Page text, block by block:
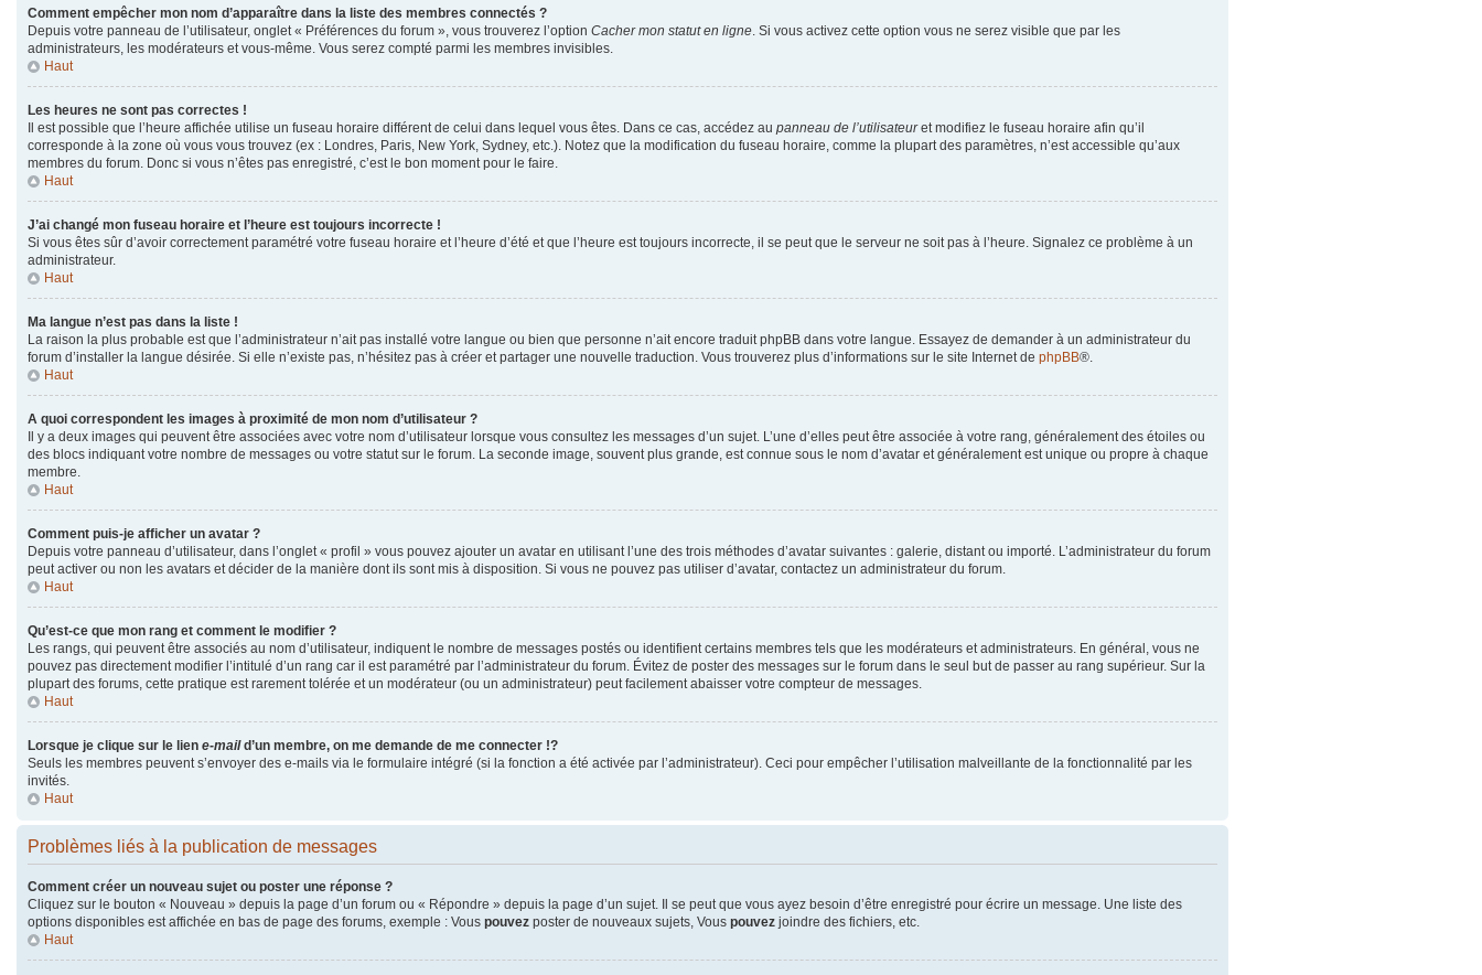
Comment empêcher mon nom d’apparaître dans la liste des membres connectés ?
Depuis votre panneau de l’utilisateur, onglet « Préférences du forum », vous trouverez l’option Cacher mon statut en ligne. Si vous activez cette option vous ne serez visible que par les
administrateurs, les modérateurs et vous-même. Vous serez compté parmi les membres invisibles.
Haut
Les heures ne sont pas correctes !
Il est possible que l’heure affichée utilise un fuseau horaire différent de celui dans lequel vous êtes. Dans ce cas, accédez au panneau de l’utilisateuret modifiez le fuseau horaire afin qu’il
corresponde à la zone où vous vous trouvez (ex : Londres, Paris, New York, Sydney, etc.). Notez que la modification du fuseau horaire, comme la plupart des paramètres, n’est accessible qu’aux
membres du forum. Donc si vous n’êtes pas enregistré, c’est le bon moment pour le faire.
Haut
J’ai changé mon fuseau horaire et l’heure est toujours incorrecte !
Si vous êtes sûr d’avoir correctement paramétré votre fuseau horaire et l’heure d’été et que l’heure est toujours incorrecte, il se peut que le serveur ne soit pas à l’heure. Signalez ce problème à un
administrateur.
Haut
Ma langue n’est pas dans la liste !
La raison la plus probable est que l’administrateur n’ait pas installé votre langue ou bien que personne n’ait encore traduit phpBB dans votre langue. Essayez de demander à un administrateur du
forum d’installer la langue désirée. Si elle n’existe pas, n’hésitez pas à créer et partager une nouvelle traduction. Vous trouverez plus d’informations sur le site Internet de phpBB®.
Haut
A quoi correspondent les images à proximité de mon nom d’utilisateur ?
Il y a deux images qui peuvent être associées avec votre nom d’utilisateur lorsque vous consultez les messages d’un sujet. L’une d’elles peut être associée à votre rang, généralement des étoiles ou
des blocs indiquant votre nombre de messages ou votre statut sur le forum. La seconde image, souvent plus grande, est connue sous le nom d’avatar et généralement est unique ou propre à chaque
membre.
Haut
Comment puis-je afficher un avatar ?
Depuis votre panneau d’utilisateur, dans l’onglet « profil » vous pouvez ajouter un avatar en utilisant l’une des trois méthodes d’avatar suivantes : galerie, distant ou importé. L’administrateur du forum
peut activer ou non les avatars et décider de la manière dont ils sont mis à disposition. Si vous ne pouvez pas utiliser d’avatar, contactez un administrateur du forum.
Haut
Qu’est-ce que mon rang et comment le modifier ?
Les rangs, qui peuvent être associés au nom d’utilisateur, indiquent le nombre de messages postés ou identifient certains membres tels que les modérateurs et administrateurs. En général, vous ne
pouvez pas directement modifier l’intitulé d’un rang car il est paramétré par l’administrateur du forum. Évitez de poster des messages sur le forum dans le seul but de passer au rang supérieur. Sur la
plupart des forums, cette pratique est rarement tolérée et un modérateur (ou un administrateur) peut facilement abaisser votre compteur de messages.
Haut
Lorsque je clique sur le lien e-maild’un membre, on me demande de me connecter !?
Seuls les membres peuvent s’envoyer des e-mails via le formulaire intégré (si la fonction a été activée par l’administrateur). Ceci pour empêcher l’utilisation malveillante de la fonctionnalité par les
invités.
Haut
Problèmes liés à la publication de messages
Comment créer un nouveau sujet ou poster une réponse ?
Cliquez sur le bouton « Nouveau » depuis la page d’un forum ou « Répondre » depuis la page d’un sujet. Il se peut que vous ayez besoin d’être enregistré pour écrire un message. Une liste des
options disponibles est affichée en bas de page des forums, exemple : Vous pouvez poster de nouveaux sujets, Vous pouvez joindre des fichiers, etc.
Haut